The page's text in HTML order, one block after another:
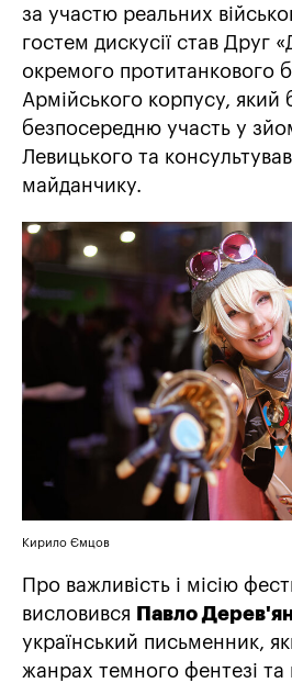
за участю реальних
гостем дискусії став Друг
окремого протитанкового
Армійського корпусу, який
безпосередню участь у
Левицького та
майданчику.
Кирило Ємцов
Про важливість і місію
висловився
Павло
український письменник,
жанрах темного фентезі та